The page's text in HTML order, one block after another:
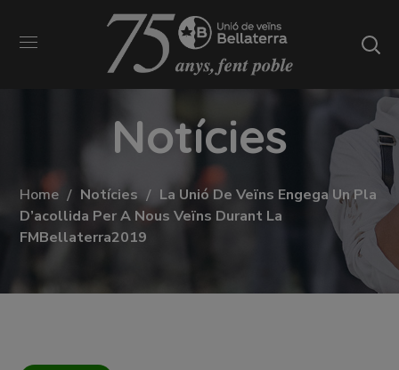
Notícies
Home Notícies
La Unió De Veïns Engega Un Pla
D’acollida Per A Nous Veïns Durant La
FMBellaterra2019